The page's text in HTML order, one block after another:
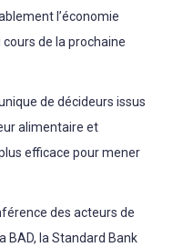
l’économie
de la prochaine
de décideurs issus
alimentaire et
efficace pour mener
des acteurs de
BAD, la Standard Bank